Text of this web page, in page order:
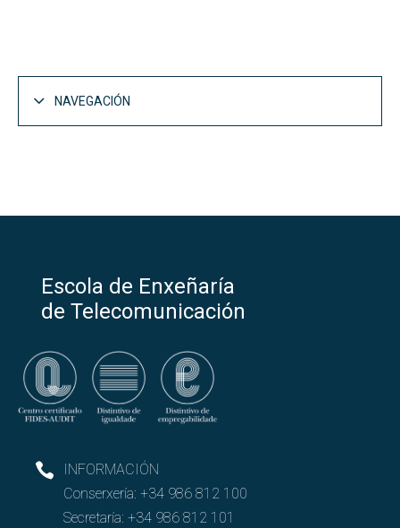
NAVEGACIÓN
Escola de Enxeñaría
de Telecomunicación
INFORMACIÓN
Conserxería: +34 986 812 100
Secretaría: +34 986 812 101